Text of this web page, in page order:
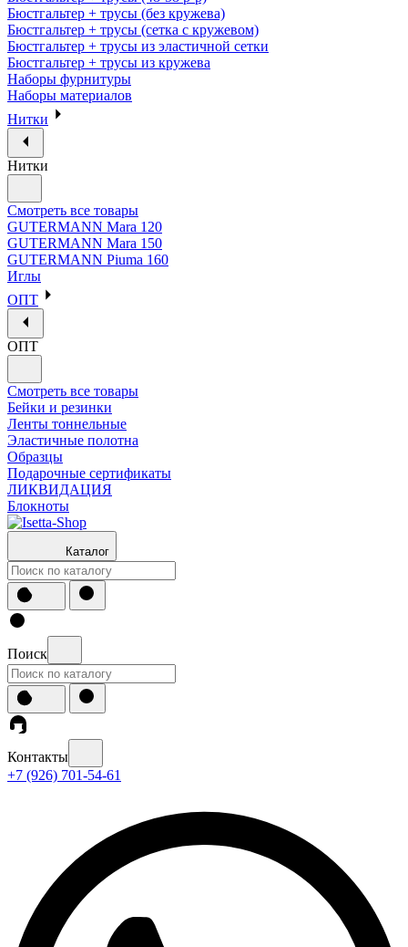
Бюстгальтер + трусы (без кружева)
Бюстгальтер + трусы (сетка с кружевом)
Бюстгальтер + трусы из эластичной сетки
Бюстгальтер + трусы из кружева
Наборы фурнитуры
Наборы материалов
Нитки
Нитки
Смотреть все товары
GUTERMANN Mara 120
GUTERMANN Mara 150
GUTERMANN Piuma 160
Иглы
ОПТ
ОПТ
Смотреть все товары
Бейки и резинки
Ленты тоннельные
Эластичные полотна
Образцы
Подарочные сертификаты
ЛИКВИДАЦИЯ
Блокноты
Каталог
Поиск
Контакты
+7 (926) 701-54-61